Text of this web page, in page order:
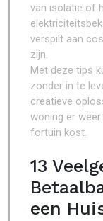
van isolatie of
verspilt aan
zijn.
Met deze tips
zonder in te
creatieve
woning er
fortuin kost.
13
een